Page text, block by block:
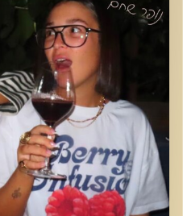
קרדיט תמונות: נופר שחם